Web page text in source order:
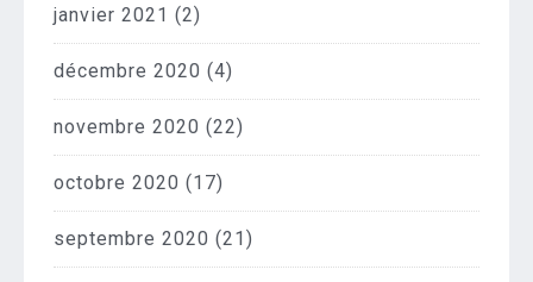
janvier 2021 (2)
décembre 2020 (4)
novembre 2020 (22)
octobre 2020 (17)
septembre 2020 (21)